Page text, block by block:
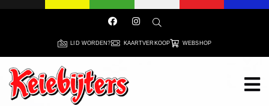
LID WORDEN? KAARTVERKOOP WEBSHOP